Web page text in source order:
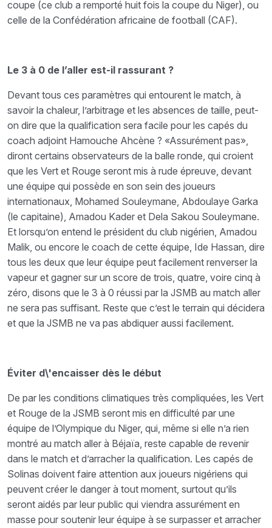
coupe (ce club a remporté huit fois la coupe du Niger), ou
celle de la Confédération africaine de football (CAF).
Le 3 à 0 de l’aller est-il rassurant ?
Devant tous ces paramètres qui entourent le match, à
savoir la chaleur, l’arbitrage et les absences de taille, peut-
on dire que la qualification sera facile pour les capés du
coach adjoint Hamouche Ahcène ? «Assurément pas»,
diront certains observateurs de la balle ronde, qui croient
que les Vert et Rouge seront mis à rude épreuve, devant
une équipe qui possède en son sein des joueurs
internationaux, Mohamed Souleymane, Abdoulaye Garka
(le capitaine), Amadou Kader et Dela Sakou Souleymane.
Et lorsqu’on entend le président du club nigérien, Amadou
Malik, ou encore le coach de cette équipe, Ide Hassan, dire
tous les deux que leur équipe peut facilement renverser la
vapeur et gagner sur un score de trois, quatre, voire cinq à
zéro, disons que le 3 à 0 réussi par la JSMB au match aller
ne sera pas suffisant. Reste que c’est le terrain qui décidera
et que la JSMB ne va pas abdiquer aussi facilement.
Éviter d\'encaisser dès le début
De par les conditions climatiques très compliquées, les Vert
et Rouge de la JSMB seront mis en difficulté par une
équipe de l’Olympique du Niger, qui, même si elle n’a rien
montré au match aller à Béjaïa, reste capable de revenir
dans le match et d’arracher la qualification. Les capés de
Solinas doivent faire attention aux joueurs nigériens qui
peuvent créer le danger à tout moment, surtout qu’ils
seront aidés par leur public qui viendra assurément en
masse pour soutenir leur équipe à se surpasser et arracher